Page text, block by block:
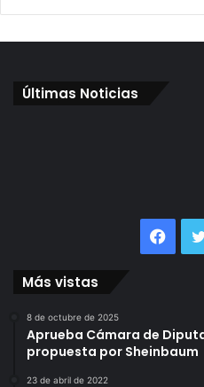
Últimas Noticias
Más vistas
8 de octubre de 2025
Aprueba Cámara de
propuesta por Sheinbaum
23 de abril de 2022